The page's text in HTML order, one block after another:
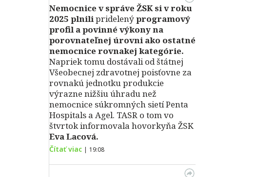
Nemocnice v správe ŽSK si v roku
2025 plnilipridelenýprogramový
profil a povinné výkony na
porovnateľnej úrovni ako ostatné
nemocnice rovnakej kategórie.
Napriek tomu dostávali od štátnej
Všeobecnej zdravotnej poisťovne za
rovnakú jednotku produkcie
výrazne nižšiu úhradu než
nemocnice súkromných sietí Penta
Hospitals a Agel. TASR o tom vo
štvrtok informovala hovorkyňa ŽSK
Eva Lacová.
Čítať viac | 19:08